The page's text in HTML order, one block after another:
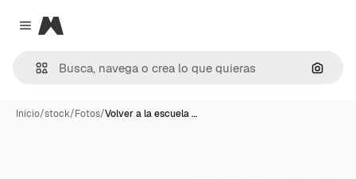
Close menu
Magnific
Inicio/stock/Fotos/Volver a la escuela …